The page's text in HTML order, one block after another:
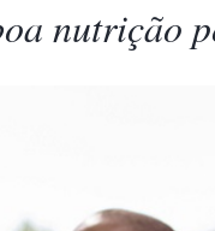
nutrição